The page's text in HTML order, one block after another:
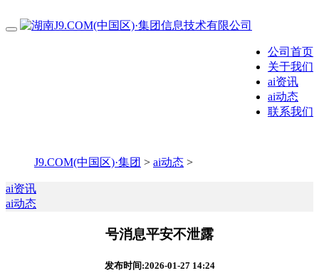
公司首页
关于我们
ai资讯
ai动态
联系我们
J9.COM(中国区)·集团 > ai动态 >
ai资讯
ai动态
号消息平安不泄露
发布时间:2026-01-27 14:24